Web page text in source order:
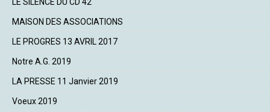
LE SILENCE DU CD 42
MAISON DES ASSOCIATIONS
LE PROGRES 13 AVRIL 2017
Notre A.G. 2019
LA PRESSE 11 Janvier 2019
Voeux 2019